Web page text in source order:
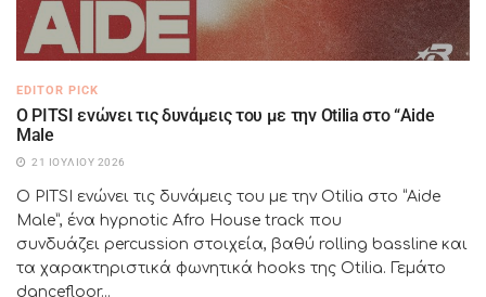
EDITOR PICK
Ο PITSI ενώνει τις δυνάμεις του με την Otilia στο “Aide
Male
21 ΙΟΥΛΊΟΥ 2026
Ο PITSI ενώνει τις δυνάμεις του με την Otilia στο “Aide
Male”, ένα hypnotic Afro House track που
συνδυάζει percussion στοιχεία, βαθύ rolling bassline και
τα χαρακτηριστικά φωνητικά hooks της Otilia. Γεμάτο
dancefloor...